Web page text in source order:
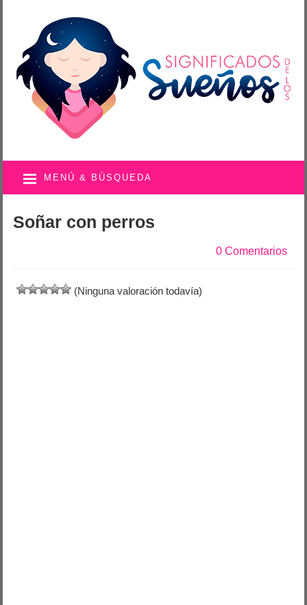
MENÚ & BÚSQUEDA
Soñar con perros
0 Comentarios
(Ninguna valoración todavía)